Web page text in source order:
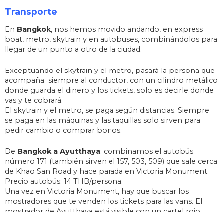
Transporte
En Bangkok, nos hemos movido andando, en express
boat, metro, skytrain y en autobuses, combinándolos para
llegar de un punto a otro de la ciudad.
Exceptuando el skytrain y el metro, pasará la persona que
acompaña siempre al conductor, con un cilindro metálico
donde guarda el dinero y los tickets, solo es decirle donde
vas y te cobrará.
El skytrain y el metro, se paga según distancias. Siempre
se paga en las máquinas y las taquillas solo sirven para
pedir cambio o comprar bonos.
De Bangkok a Ayutthaya: combinamos el autobús
número 171 (también sirven el 157, 503, 509) que sale cerca
de Khao San Road y hace parada en Victoria Monument.
Precio autobús: 14 THB/persona.
Una vez en Victoria Monument, hay que buscar los
mostradores que te venden los tickets para las vans. El